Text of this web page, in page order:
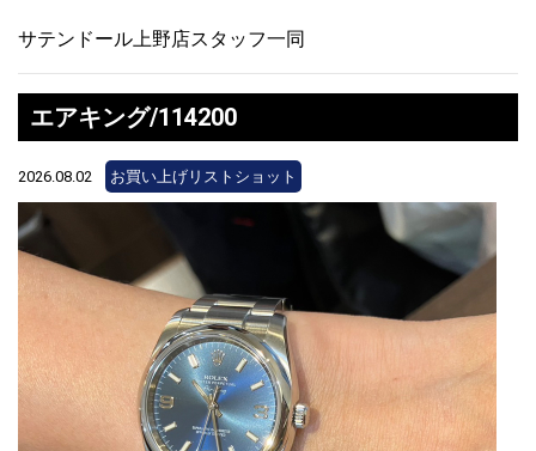
サテンドール上野店スタッフ一同
エアキング/114200
2026.08.02 お買い上げリストショット